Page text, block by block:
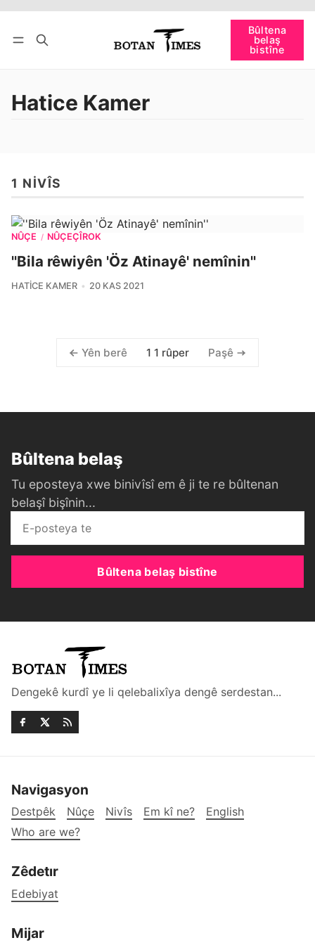
Bûltena
belaş
bistîne
bişopîne
Hatice Kamer
1 NIVÎS
NÛÇE / NÛÇEÇÎROK
''Bila rêwiyên 'Öz Atinayê' nemînin''
HATICE KAMER 20 KAS 2021
Yên berê 1 1 rûper Paşê
Bûltena belaş
Tu eposteya xwe binivîsî em ê ji te re bûltenan
belaşî bişînin...
Bûltena belaş bistîne
Dengekê kurdî ye li qelebalixîya dengê serdestan...
Navigasyon
Destpêk Nûçe Nivîs Em kî ne?
English
Who are we?
Zêdetır
Edebiyat
Mijar